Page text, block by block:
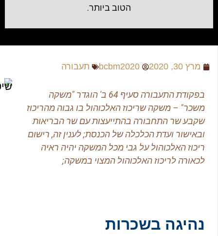
הטוב ביותר.
מרץ 30, 2020 bcbm2020 תעבורה
בפקודת התעבורה סעיף 64 ב' הוגדר "משקה
– משקה שריכוז האלכוהול בו גבוה מהריכוז
שר התחבורה בהתייעצות עם שר הבריאות
ועדת הכלכלה של הכנסת; לענין זה, רישום
האלכוהול על גבי מכל המשקה יהיה ראיה
לריכוז האלכוהול המצוי במשקה;
בשכרות